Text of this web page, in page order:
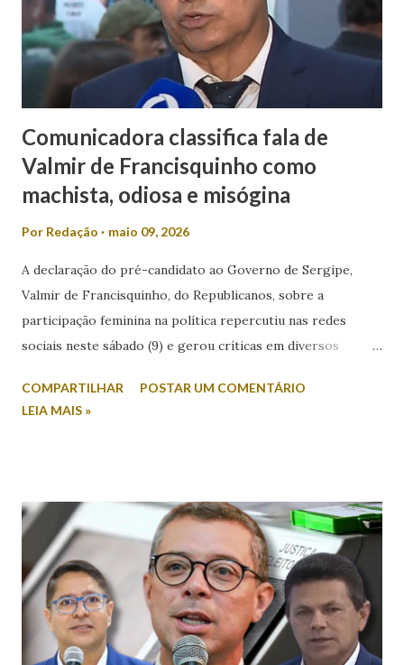
Comunicadora classifica fala de
Valmir de Francisquinho como
machista, odiosa e misógina
Por Redação maio 09, 2026
A declaração do pré-candidato ao Governo de Sergipe,
Valmir de Francisquinho, do Republicanos, sobre a
participação feminina na política repercutiu nas redes
sociais neste sábado (9) e gerou críticas em diversos
Itabaiana FM, Valmir foi questionado sobre a possibilidade
declaração como machista e misógina. Por meio das redes
sociais, Laís afirmou que discursos desse tipo contribuem
para o desrespeito e a exclusão das mulheres dos espaços
de poder. “Em meio a muitos casos de feminicídio,
misoginia e desrespeito, tem pré-candidato espalhando
machismo com as mulheres. Mulher em política, esqueça! É
COMPARTILHAR
POSTAR UM COMENTÁRIO
LEIA MAIS »